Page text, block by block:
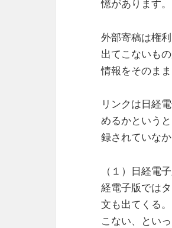
憶があります
外部寄稿は権
出てこないも
情報をそのま
リンクは日経
めるかという
録されていなか
（１）日経電
経電子版では
文も出てくる
こない、とい